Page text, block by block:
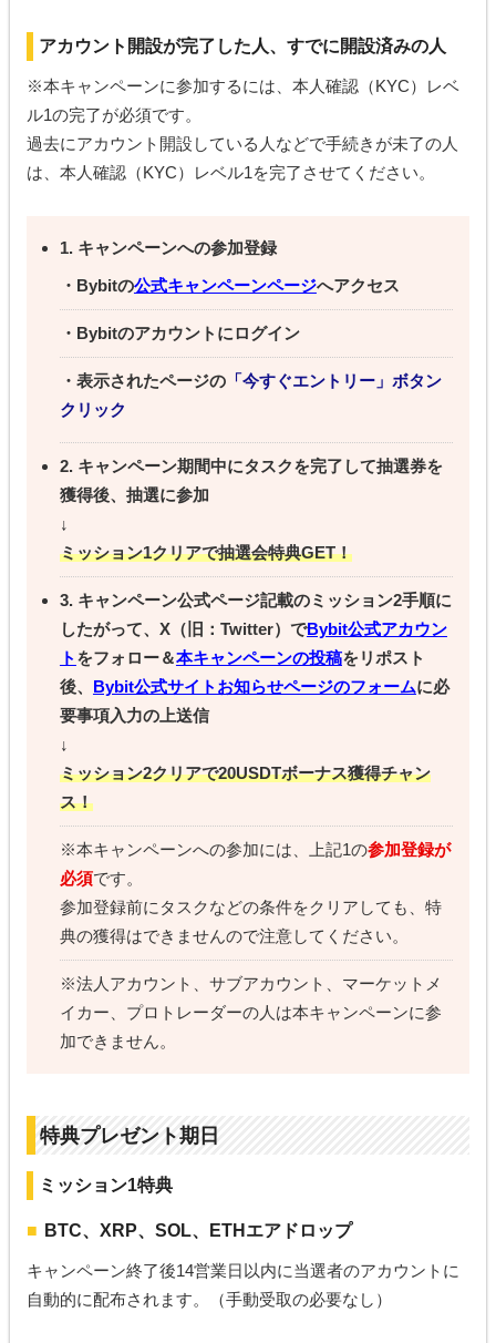
アカウント開設が完了した人、すでに開設済みの人
※本キャンペーンに参加するには、本人確認（KYC）レベ
ル1の完了が必須です。
過去にアカウント開設している人などで手続きが未了の人
は、本人確認（KYC）レベル1を完了させてください。
1. キャンペーンへの参加登録
・Bybitの公式キャンペーンページへアクセス
・Bybitのアカウントにログイン
・表示されたページの「今すぐエントリー」ボタン
クリック
2. キャンペーン期間中にタスクを完了して抽選券を
獲得後、抽選に参加
↓
ミッション1クリアで抽選会特典GET！
3. キャンペーン公式ページ記載のミッション2手順に
したがって、X（旧：Twitter）でBybit公式アカウン
ト をフォロー＆本キャンペーンの投稿をリポスト
後、
Bybit公式サイトお知らせページのフォームに必
要事項入力の上送信
↓
ミッション2クリアで20USDTボーナス獲得チャン
ス！
※本キャンペーンへの参加には、上記1の参加登録が
必須です。
参加登録前にタスクなどの条件をクリアしても、特
典の獲得はできませんので注意してください。
※法人アカウント、サブアカウント、マーケットメ
イカー、プロトレーダーの人は本キャンペーンに参
加できません。
特典プレゼント期日
ミッション1特典
BTC、XRP、SOL、ETHエアドロップ
キャンペーン終了後14営業日以内に当選者のアカウントに
自動的に配布されます。（手動受取の必要なし）